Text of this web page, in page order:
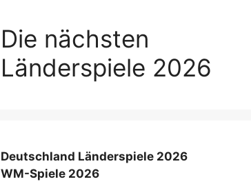
Die nächsten
Länderspiele 2026
Deutschland Länderspiele 2026
WM-Spiele 2026